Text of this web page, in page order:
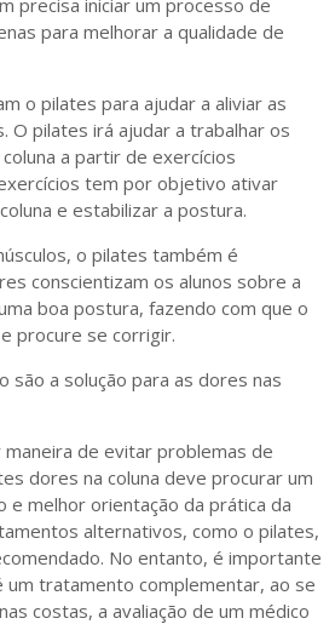
precisa iniciar um processo de
para melhorar a qualidade de
o pilates para ajudar a aliviar as
O pilates irá ajudar a trabalhar os
a partir de exercícios
tem por objetivo ativar
e estabilizar a postura.
o pilates também é
conscientizam os alunos sobre a
boa postura, fazendo com que o
procure se corrigir.
são a solução para as dores nas
de evitar problemas de
dores na coluna deve procurar um
e melhor orientação da prática da
alternativos, como o pilates,
No entanto, é importante
um tratamento complementar, ao se
costas, a avaliação de um médico